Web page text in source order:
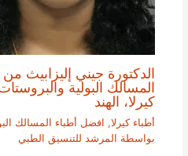
الدكتورة جيني إليزابيث
المسالك البولية
كيرلا، الهند
أطباء كيرلا, افضل أطباء المسالك
بواسطة المرشد للتنسيق الطبي